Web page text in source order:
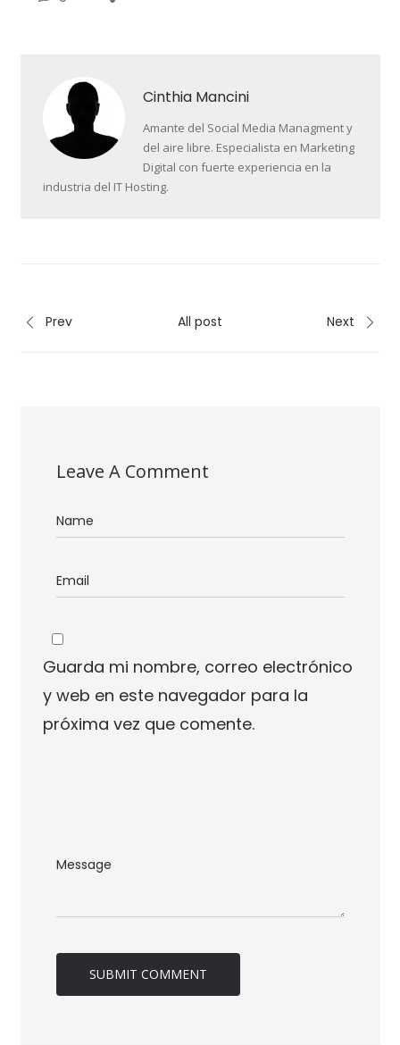
Cinthia Mancini
Amante del Social Media Managment y
del aire libre. Especialista en Marketing
Digital con fuerte experiencia en la
industria del IT Hosting.
Prev All post Next
Leave A Comment
Guarda mi nombre, correo electrónico
y web en este navegador para la
próxima vez que comente.